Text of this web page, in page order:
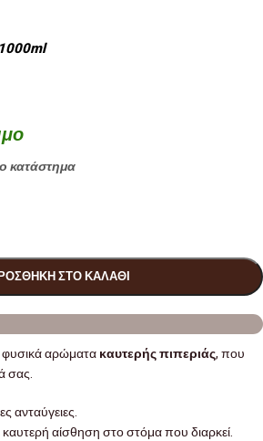
κατάστημα
ΣΤΟ ΚΑΛΆΘΙ
φυσικά αρώματα καυτερής πιπεριάς, που
σας.
ανταύγειες.
αίσθηση στο στόμα που διαρκεί.